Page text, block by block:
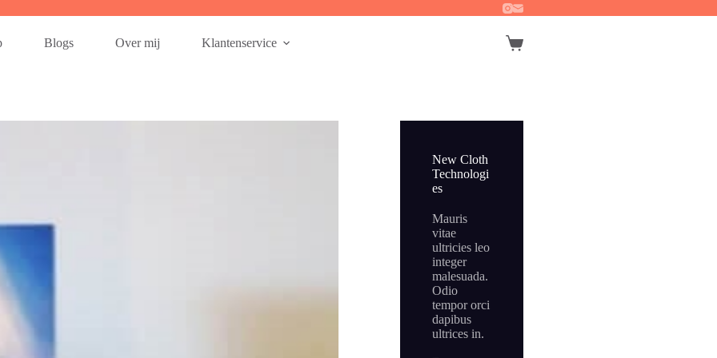
Blogs Over mij Klantenservice Winkelwagen
New Cloth
Technologi
es
Mauris
vitae
ultricies leo
integer
malesuada.
Odio
tempor orci
dapibus
ultrices in.